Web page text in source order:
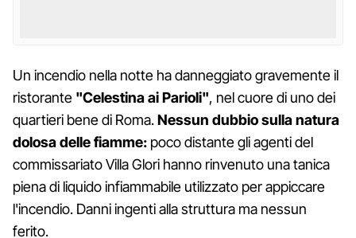
Un incendio nella notte ha danneggiato gravemente il
ristorante "Celestina ai Parioli", nel cuore di uno dei
quartieri bene di Roma.Nessun dubbio sulla natura
dolosa delle fiamme: poco distante gli agenti del
commissariato Villa Glori hanno rinvenuto una tanica
piena di liquido infiammabile utilizzato per appiccare
l'incendio. Danni ingenti alla struttura ma nessun
ferito.